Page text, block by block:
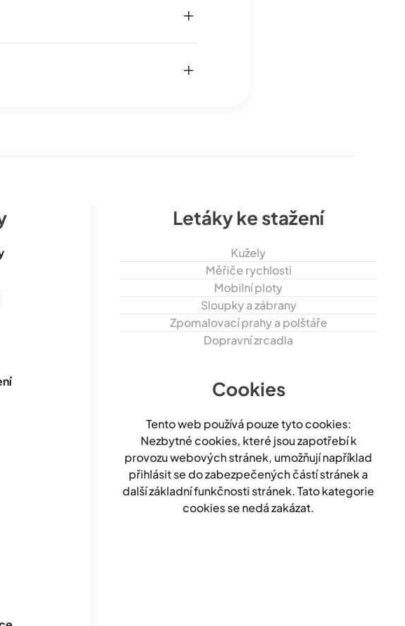
Letáky ke stažení
Kužely
Měřiče rychlosti
Mobilní ploty
Sloupky a zábrany
Zpomalovací prahy a polštáře
Dopravní zrcadla
Cookies
Tento web používá pouze tyto cookies:
Nezbytné cookies, které jsou zapotřebí k
provozu webových stránek, umožňují například
přihlásit se do zabezpečených částí stránek a
další základní funkčnosti stránek. Tato kategorie
cookies se nedá zakázat.